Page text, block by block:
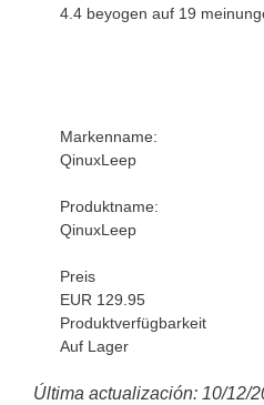
4.4 beyogen auf 19
Markenname:
QinuxLeep
Produktname:
QinuxLeep
Preis
EUR 129.95
Produktverfügbarkeit
Auf Lager
Última actualización: 10/12/